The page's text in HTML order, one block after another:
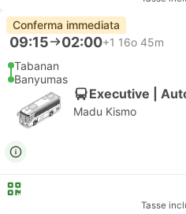
Conferma immediata
09:15 02:00+1 16o 45m
Tabanan
Banyumas
Executive |
Madu Kismo
Tasse